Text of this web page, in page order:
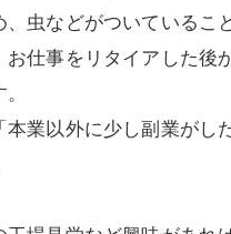
虫などがついているこ
仕事をリタイアした後
本業以外に少し副業が